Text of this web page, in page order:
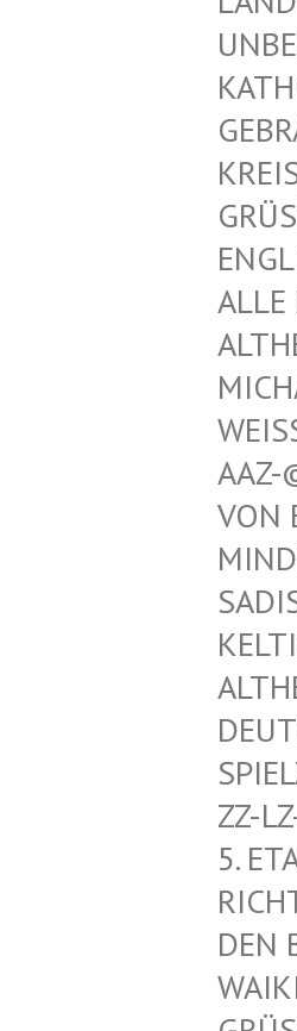
LLE
Z-©
N
CHE
SZ-
GE –
NG –
KER
UND